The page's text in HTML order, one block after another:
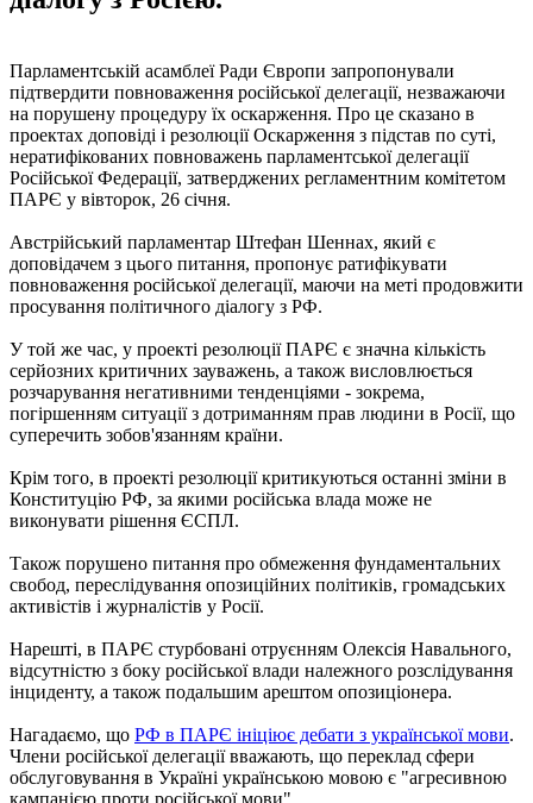
Парламентській асамблеї Ради Європи запропонували
підтвердити повноваження російської делегації, незважаючи
на порушену процедуру їх оскарження. Про це сказано в
проектах доповіді і резолюції Оскарження з підстав по суті,
нератифікованих повноважень парламентської делегації
Російської Федерації, затверджених регламентним комітетом
ПАРЄ у вівторок, 26 січня.
Австрійський парламентар Штефан Шеннах, який є
доповідачем з цього питання, пропонує ратифікувати
повноваження російської делегації, маючи на меті продовжити
просування політичного діалогу з РФ.
У той же час, у проекті резолюції ПАРЄ є значна кількість
серйозних критичних зауважень, а також висловлюється
розчарування негативними тенденціями - зокрема,
погіршенням ситуації з дотриманням прав людини в Росії, що
суперечить зобов'язанням країни.
Крім того, в проекті резолюції критикуються останні зміни в
Конституцію РФ, за якими російська влада може не
виконувати рішення ЄСПЛ.
Також порушено питання про обмеження фундаментальних
свобод, переслідування опозиційних політиків, громадських
активістів і журналістів у Росії.
Нарешті, в ПАРЄ стурбовані отруєнням Олексія Навального,
відсутністю з боку російської влади належного розслідування
інциденту, а також подальшим арештом опозиціонера.
Нагадаємо, що РФ в ПАРЄ ініціює дебати з української мови.
Члени російської делегації вважають, що переклад сфери
обслуговування в Україні українською мовою є "агресивною
кампанією проти російської мови".